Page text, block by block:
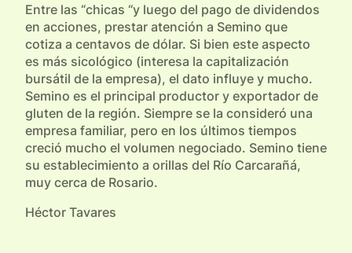
Entre las “chicas “y luego del pago de dividendos
en acciones, prestar atención a Semino que
cotiza a centavos de dólar. Si bien este aspecto
es más sicológico (interesa la capitalización
bursátil de la empresa), el dato influye y mucho.
Semino es el principal productor y exportador de
gluten de la región. Siempre se la consideró una
empresa familiar, pero en los últimos tiempos
creció mucho el volumen negociado. Semino tiene
su establecimiento a orillas del Río Carcarañá,
muy cerca de Rosario.
Héctor Tavares